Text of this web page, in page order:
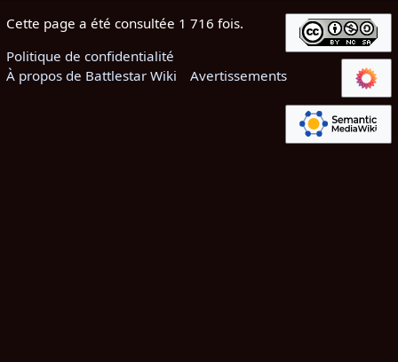
Cette page a été consultée 1 716 fois.
Politique de confidentialité
À propos de Battlestar Wiki
Avertissements